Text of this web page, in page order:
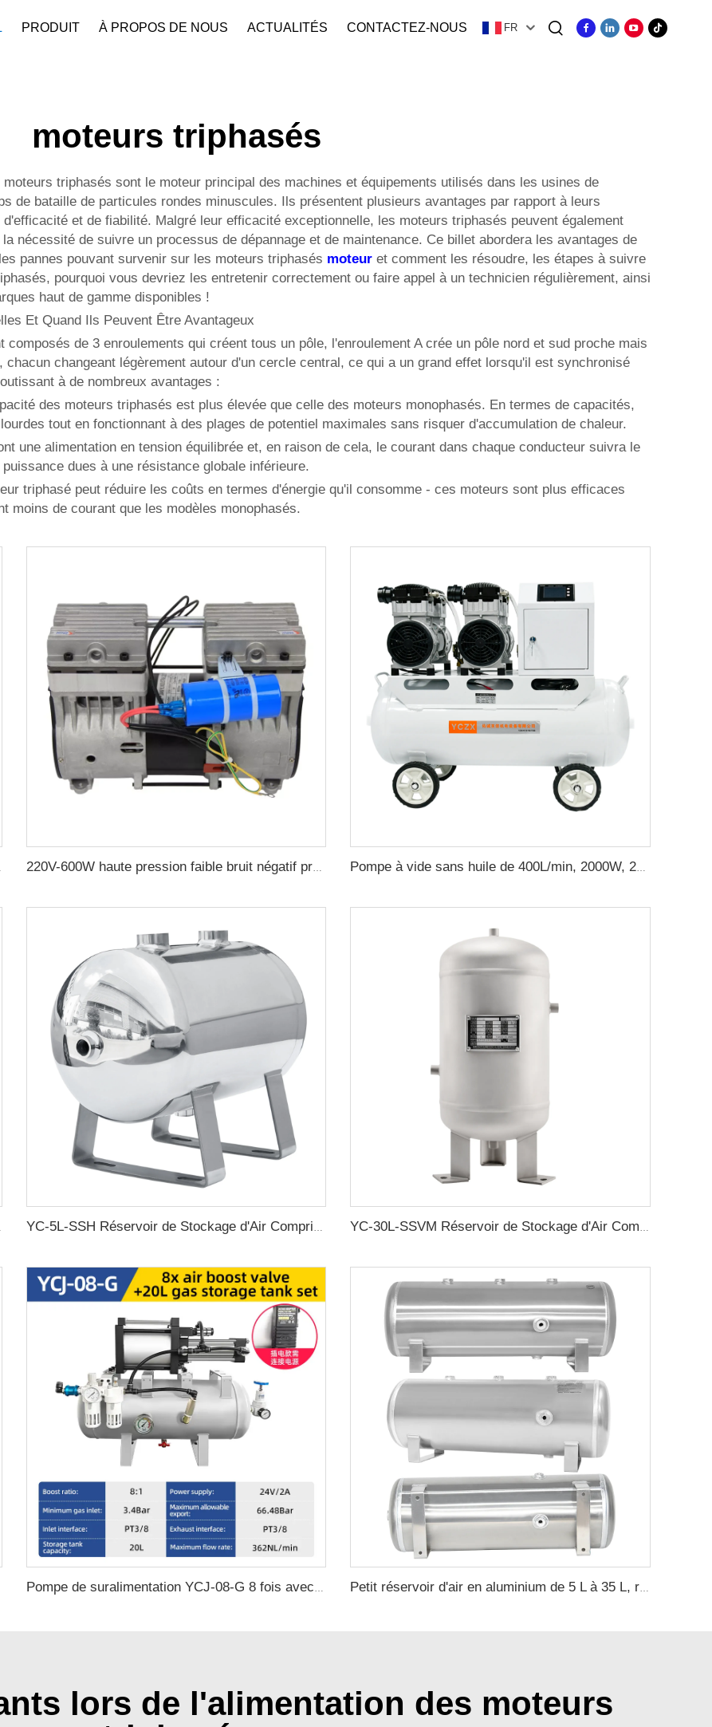
PRODUIT À PROPOS DE NOUS ACTUALITÉS CONTACTEZ-NOUS FR
moteurs triphasés
triphasés sont le moteur principal des machines et équipements utilisés dans les usines de
de bataille de particules rondes minuscules. Ils présentent plusieurs avantages par rapport à leurs
et de fiabilité. Malgré leur efficacité exceptionnelle, les moteurs triphasés peuvent également
nécessité de suivre un processus de dépannage et de maintenance. Ce billet abordera les avantages de
pannes pouvant survenir sur les moteurs triphasés moteur et comment les résoudre, les étapes à suivre
pourquoi vous devriez les entretenir correctement ou faire appel à un technicien régulièrement, ainsi
haut de gamme disponibles !
Et Quand Ils Peuvent Être Avantageux
de 3 enroulements qui créent tous un pôle, l'enroulement A crée un pôle nord et sud proche mais
changeant légèrement autour d'un cercle central, ce qui a un grand effet lorsqu'il est synchronisé
à de nombreux avantages :
des moteurs triphasés est plus élevée que celle des moteurs monophasés. En termes de capacités,
tout en fonctionnant à des plages de potentiel maximales sans risquer d'accumulation de chaleur.
une alimentation en tension équilibrée et, en raison de cela, le courant dans chaque conducteur suivra le
dues à une résistance globale inférieure.
triphasé peut réduire les coûts en termes d'énergie qu'il consomme - ces moteurs sont plus efficaces
moins de courant que les modèles monophasés.
220V-600W haute pression faible bruit négatif pression pompe à vide sans huile
d'air YC-5L-SSH Réservoir de Stockage d'Air Comprimé en Acier Inoxydable Portable YC-30L-SSVM Réservoir de Stockage d'Air Comprimé en Acier Inoxydable Vertical Portable
Pompe de suralimentation YCJ-08-G 8 fois avec réservoir de stockage d'air de 20 L Petit réservoir d'air en aluminium de 5 L à 35 L, réservoir tampon, réservoir de pression d'air, personnalisation possible
lors de l'alimentation des moteurs